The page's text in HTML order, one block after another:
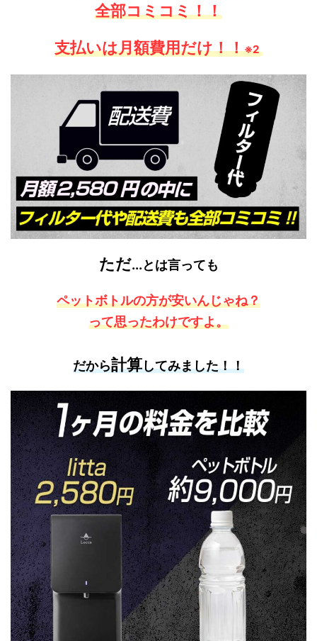
全部コミコミ！！
支払いは月額費用だけ！！※2
ただ...とは言っても
ペットボトルの方が安いんじゃね？
って思ったわけですよ。
だから計算してみました！！